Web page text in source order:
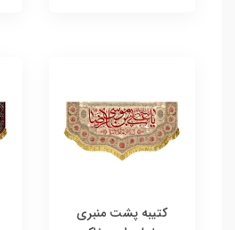
کتیبه پشت منبری